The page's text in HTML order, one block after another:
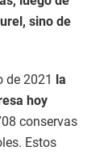
sino de
de 2021 la
hoy
conservas
Estos